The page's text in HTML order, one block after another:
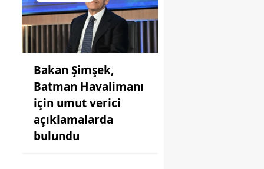
Bakan Şimşek,
Batman Havalimanı
için umut verici
açıklamalarda
bulundu